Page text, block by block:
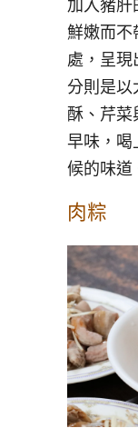
加入豬肝
鮮嫩而不
處，呈現
分則是以
酥、芹菜
早味，喝
候的味道
肉粽